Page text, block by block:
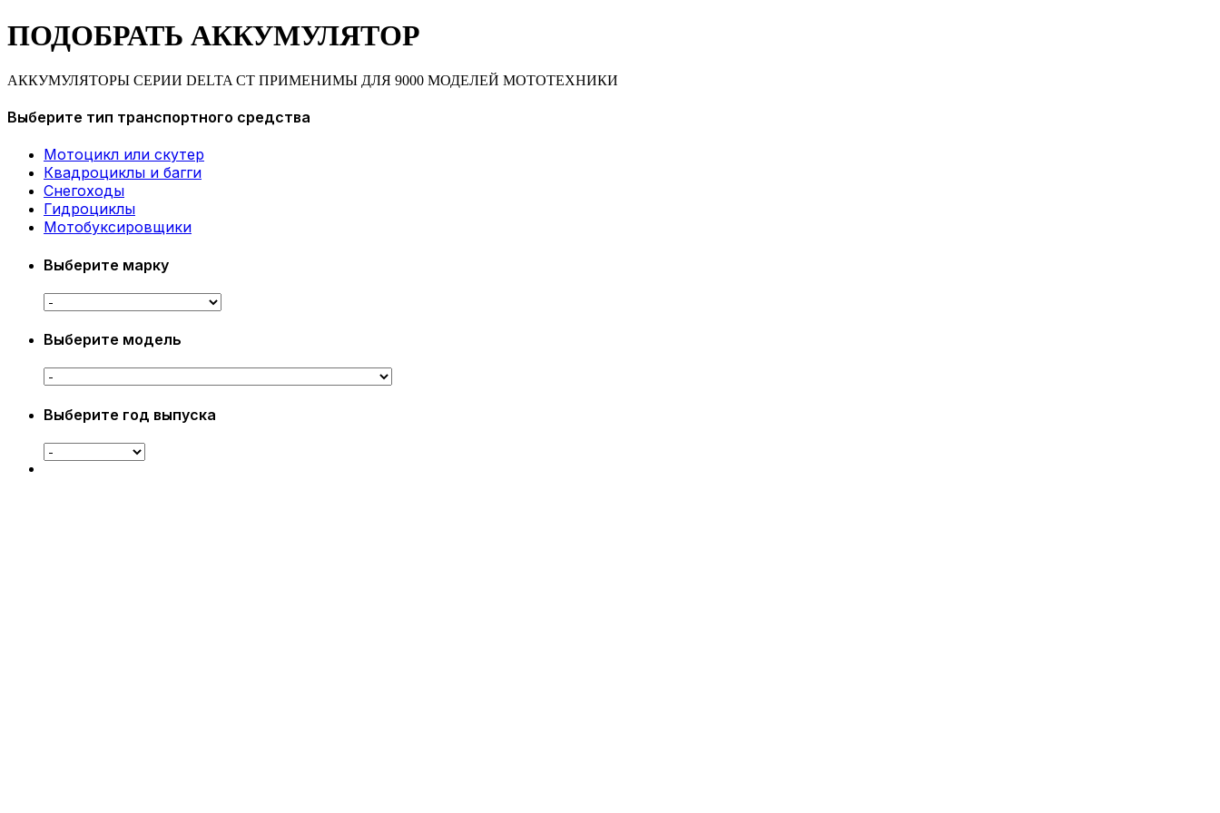
ПОДОБРАТЬ АККУМУЛЯТОР
АККУМУЛЯТОРЫ СЕРИИ DELTA CT ПРИМЕНИМЫ ДЛЯ 9000 МОДЕЛЕЙ МОТОТЕХНИКИ
Выберите тип транспортного средства
Мотоцикл или скутер
Квадроциклы и багги
Снегоходы
Гидроциклы
Мотобуксировщики
Выберите марку
Выберите модель
Выберите год выпуска